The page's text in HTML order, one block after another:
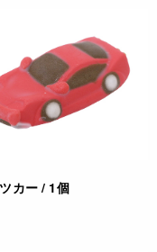
場合がございます。
入可能な状態にあっ
ません。予めご了承
カー / 1個